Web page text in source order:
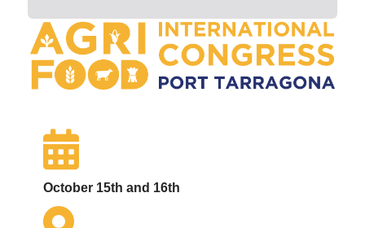
October 15th and 16th